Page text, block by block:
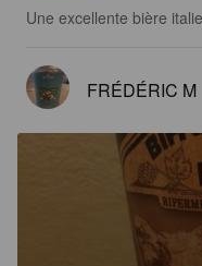
Une excellente bière
FRÉDÉRIC M